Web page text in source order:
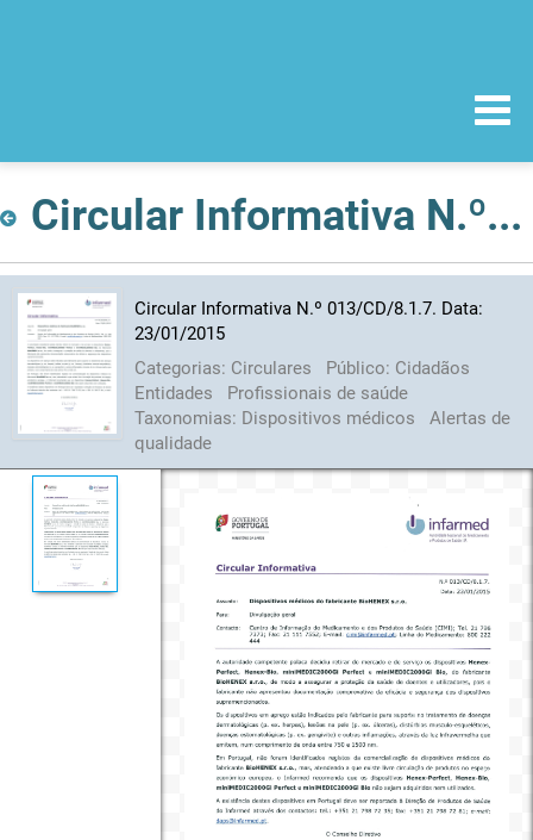
Circular Informativa N.º 013/CD/8.1.7. Data: 23/01/2015
Circular Informativa N.º 013/CD/8.1.7. Data:
23/01/2015
Categorias: Circulares Público: Cidadãos
Entidades
Profissionais de saúde
Taxonomias: Dispositivos médicos
Alertas de
qualidade